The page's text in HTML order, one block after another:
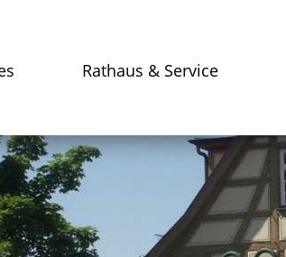
Rathaus & Service